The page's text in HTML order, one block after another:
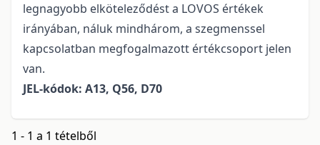
legnagyobb elköteleződést a LOVOS értékek
irányában, náluk mindhárom, a szegmenssel
kapcsolatban megfogalmazott értékcsoport jelen
van.
JEL-kódok: A13, Q56, D70
1 - 1 a 1 tételből